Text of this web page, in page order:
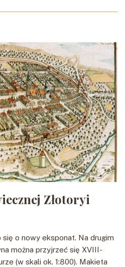
Złotoryi
się o nowy eksponat. Na drugim
można przyjrzeć się XVIII-
(w skali ok. 1:800). Makieta